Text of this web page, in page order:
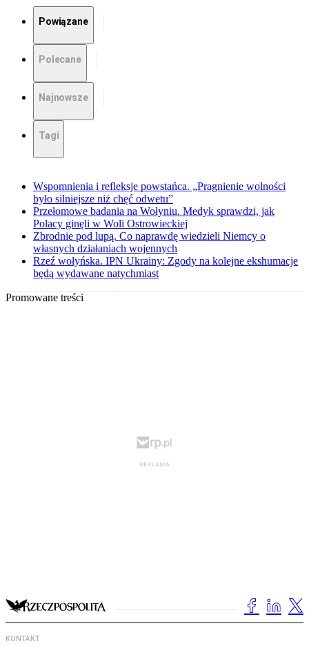
Powiązane
Polecane
Najnowsze
Tagi
Wspomnienia i refleksje powstańca. „Pragnienie wolności
było silniejsze niż chęć odwetu”
Przełomowe badania na Wołyniu. Medyk sprawdzi, jak
Polacy ginęli w Woli Ostrowieckiej
Zbrodnie pod lupą. Co naprawdę wiedzieli Niemcy o
własnych działaniach wojennych
Rzeź wołyńska. IPN Ukrainy: Zgody na kolejne ekshumacje
będą wydawane natychmiast
Promowane treści
KONTAKT